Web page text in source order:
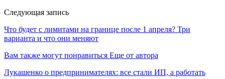
Следующая запись
Что будет с лимитами на границе после 1 апреля? Три
варианта и что они меняют
Вам также могут понравиться Еще от автора
Лукашенко о предпринимателях: все стали ИП, а работать